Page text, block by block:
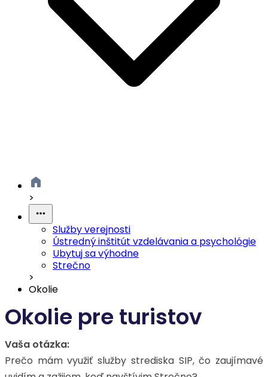
>
Služby verejnosti
Ústredný inštitút vzdelávania a psychológie
Ubytuj sa výhodne
Strečno
>
Okolie
Okolie pre turistov
Vaša otázka:
Prečo mám využiť služby strediska SIP, čo zaujímavé